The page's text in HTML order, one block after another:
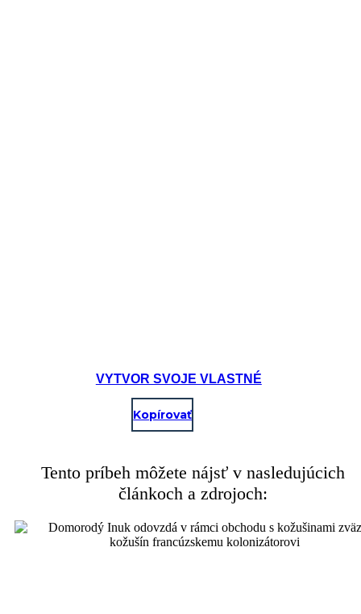
VYTVOR SVOJE VLASTNÉ
Kopírovať
Tento príbeh môžete nájsť v nasledujúcich
článkoch a zdrojoch: